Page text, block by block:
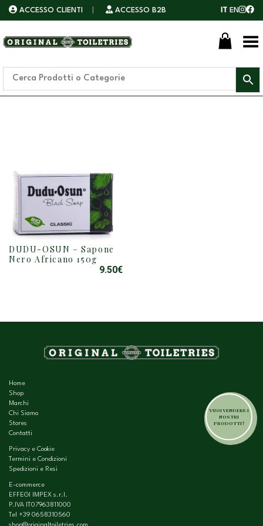
ACCESSO CLIENTI ACCESSO B2B IT EN
Toggle Menu
DUDU-OSUN – Sapone
Nero Africano 150g
9.50€
VUOI VENDERE I
NOSTRI
PRODOTTI?
Home
Shop
Marchi
Chi Siamo
Stores
Contatti
Privacy e Cookie
Termini e Condizioni
Spedizioni e Resi
E-commerce
EFFEGI IMPEX s.r.l.
P.IVA IT07963811000
Tel +39 0658310560